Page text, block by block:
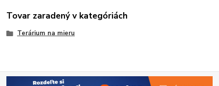
Tovar zaradený v kategóriách
Terárium na mieru